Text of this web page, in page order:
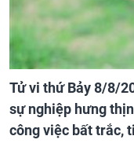
Tử vi thứ Bảy 8/8/
sự nghiệp hưng
công việc bất trắc,